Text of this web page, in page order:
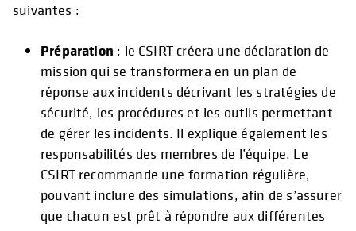
suivantes :
Préparation : le CSIRT créera une déclaration de
mission qui se transformera en un plan de
réponse aux incidents décrivant les stratégies de
sécurité, les procédures et les outils permettant
de gérer les incidents. Il explique également les
responsabilités des membres de l’équipe. Le
CSIRT recommande une formation régulière,
pouvant inclure des simulations, afin de s’assurer
que chacun est prêt à répondre aux différentes